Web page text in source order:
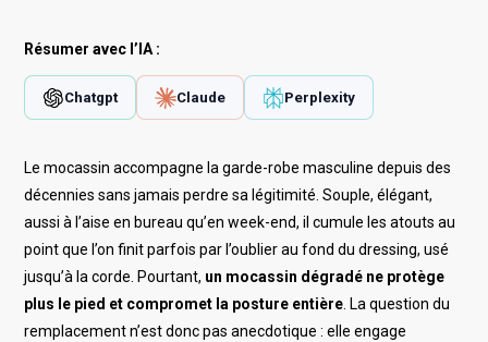
Résumer avec l’IA :
Chatgpt Claude Perplexity
Le mocassin accompagne la garde-robe masculine depuis des
décennies sans jamais perdre sa légitimité. Souple, élégant,
aussi à l’aise en bureau qu’en week-end, il cumule les atouts au
point que l’on finit parfois par l’oublier au fond du dressing, usé
jusqu’à la corde. Pourtant, un mocassin dégradé ne protège
plus le pied et compromet la posture entière . La question du
remplacement n’est donc pas anecdotique : elle engage